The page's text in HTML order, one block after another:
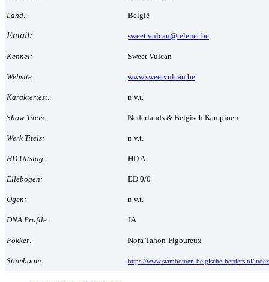
Land: België
Email: sweet.vulcan@telenet.be
Kennel: Sweet Vulcan
Website: www.sweetvulcan.be
Karaktertest: n.v.t.
Show Titels: Nederlands & Belgisch Kampioen
Werk Titels: n.v.t.
HD Uitslag: HD A
Ellebogen: ED 0/0
Ogen: n.v.t.
DNA Profile: JA
Fokker: Nora Tahon-Figoureux
Stamboom: https://www.stambomen-belgische-herders.nl/